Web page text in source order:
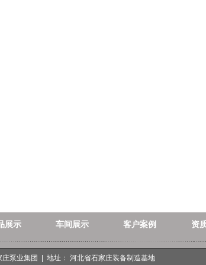
展示 车间展示 客户案例 资
庄泵业集团 | 地址： 河北省石家庄装备制造基地